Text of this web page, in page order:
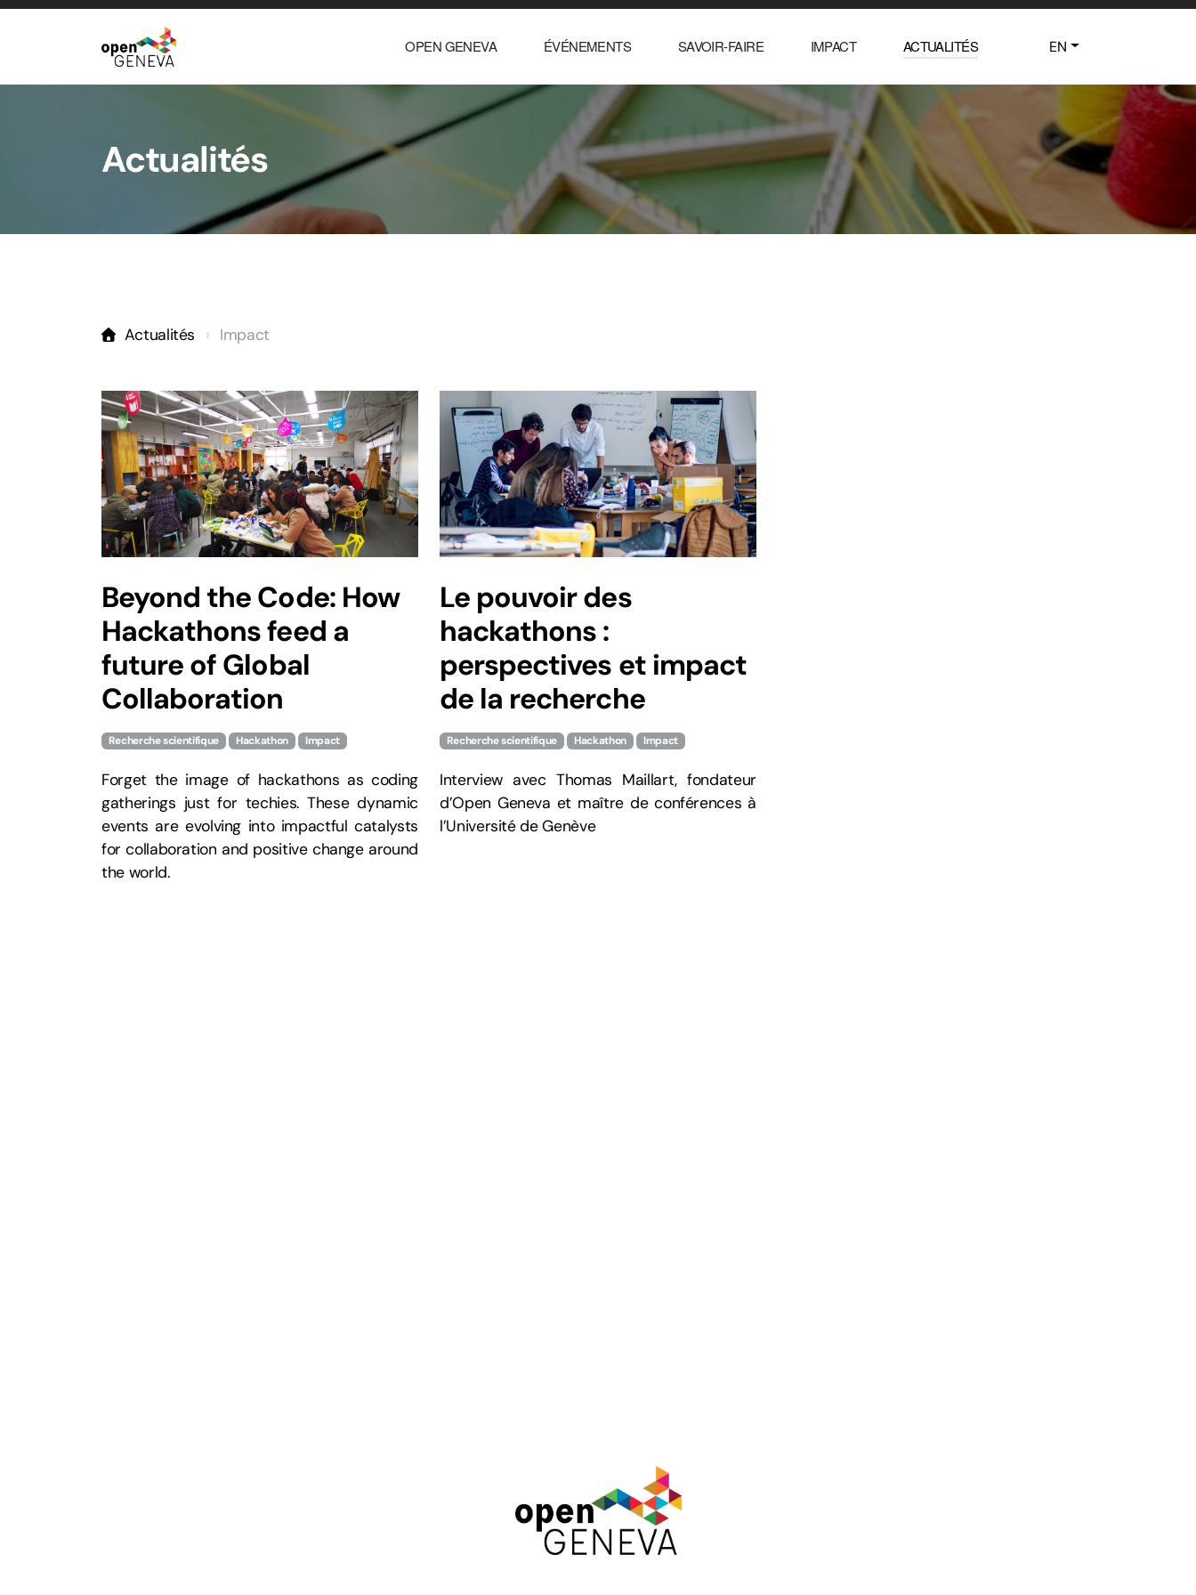
OPEN GENEVA ÉVÉNEMENTS SAVOIR-FAIRE IMPACT ACTUALITÉS EN
Actualités
Actualités Impact
Beyond the Code: How
Hackathons feed a
future of Global
Collaboration
Recherche scientifique Hackathon Impact
Forget the image of hackathons as coding
gatherings just for techies. These dynamic
events are evolving into impactful catalysts
for collaboration and positive change around
the world.
Le pouvoir des
hackathons :
perspectives et impact
de la recherche
Recherche scientifique Hackathon Impact
Interview avec Thomas Maillart, fondateur
d’Open Geneva et maître de conférences à
l’Université de Genève